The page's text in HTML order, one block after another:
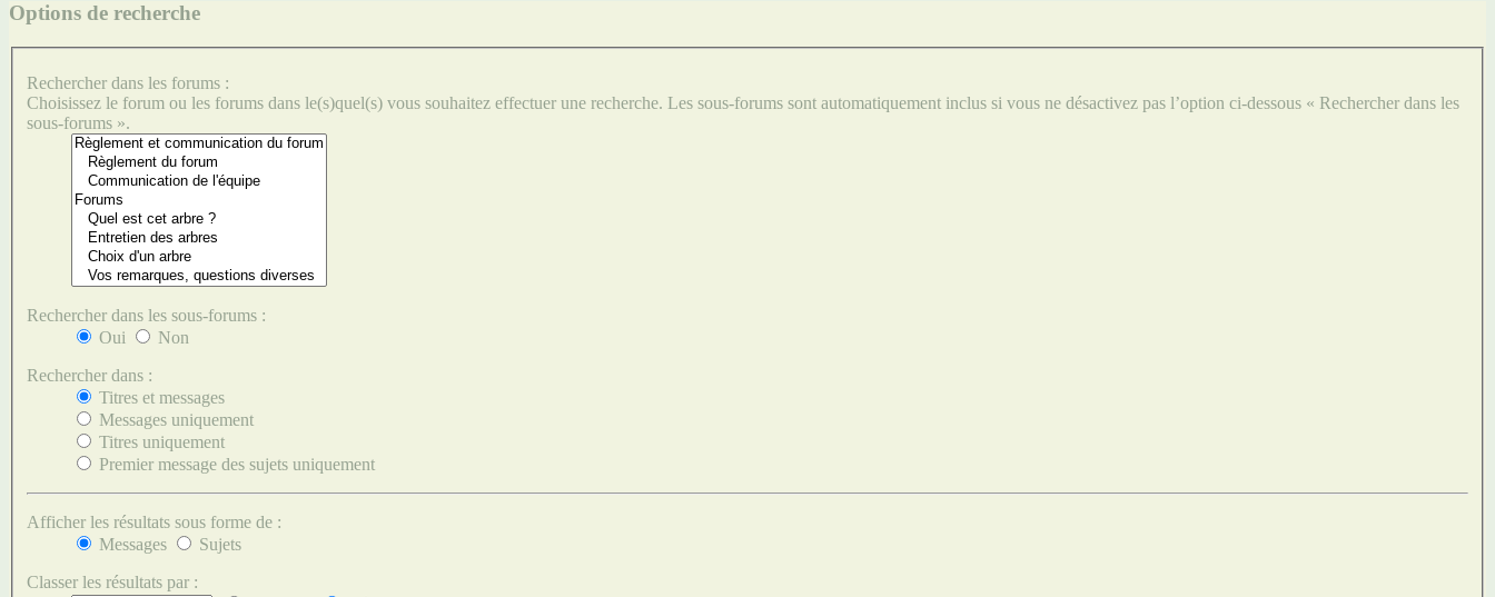
Options de recherche
Rechercher dans les forums :
Choisissez le forum ou les forums dans le(s)quel(s) vous souhaitez effectuer une recherche. Les sous-forums sont automatiquement inclus si vous ne désactivez pas l’option ci-dessous « Rechercher dans les
sous-forums ».
Rechercher dans les sous-forums :
Oui
Non
Rechercher dans :
Titres et messages
Messages uniquement
Titres uniquement
Premier message des sujets uniquement
Afficher les résultats sous forme de :
Messages
Sujets
Classer les résultats par :